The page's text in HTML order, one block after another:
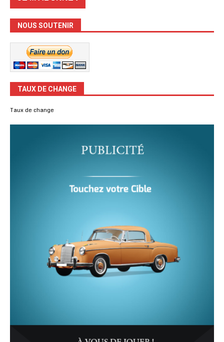
NOUS SOUTENIR
TAUX DE CHANGE
Taux de change